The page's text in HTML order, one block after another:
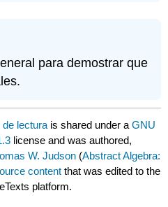
para demostrar que
de lectura is shared under aGNU
license and was authored,
W. Judson (Abstract Algebra:
content that was edited to the
platform.